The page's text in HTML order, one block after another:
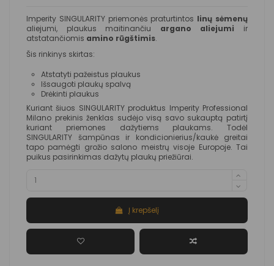
Imperity SINGULARITY priemonės praturtintos linų sėmenų
aliejumi, plaukus maitinančiu argano aliejumi ir
atstatančiomis amino rūgštimis.
Šis rinkinys skirtas:
Atstatyti pažeistus plaukus
Išsaugoti plaukų spalvą
Drėkinti plaukus
Kuriant šiuos SINGULARITY produktus Imperity Professional
Milano prekinis ženklas sudėjo visą savo sukauptą patirtį
kuriant priemones dažytiems plaukams. Todėl
SINGULARITY šampūnas ir kondicionierius/kaukė greitai
tapo pamėgti grožio salono meistrų visoje Europoje. Tai
puikus pasirinkimas dažytų plaukų priežiūrai.
Į krepšelį